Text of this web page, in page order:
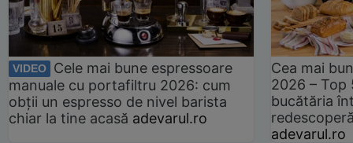
VIDEO
Cele mai bune espressoare
manuale cu portafiltru 2026: cum
obții un espresso de nivel barista
chiar la tine acasă adevarul.ro
Cea mai
2026 –
bucătăria
adevarul.ro